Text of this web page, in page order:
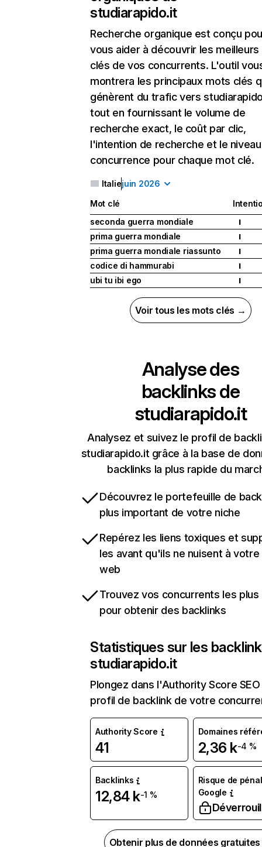
studiarapido.it
Recherche organique est conçu
vous aider à découvrir les
clés de vos concurrents. L'outil
montrera les principaux mots clés
génèrent du trafic vers
tout en fournissant le volume de
recherche exact, le coût par clic,
l'intention de recherche et le
concurrence pour chaque mot clé.
Italiejuin 2026
Mot clé
seconda guerra mondiale
I
prima guerra mondiale I
prima guerra mondiale riassunto I
codice di hammurabi I
ubi tu ibi ego I
Voir tous les mots clés →
Analyse des
backlinks de
studiarapido.it
Analysez et suivez le profil de
studiarapido.it grâce à la base de
backlinks la plus rapide du
Découvrez le portefeuille de
plus important de votre niche
Repérez les liens toxiques et
les avant qu'ils ne nuisent à
web
Trouvez vos concurrents les
pour obtenir des backlinks
Statistiques sur les
studiarapido.it
Plongez dans l'Authority Score
profil de backlink de votre
Authority Score
41
Domaines
2,36 k-4 %
Backlinks
12,84 k-1 %
Risque de
Google
Obtenir plus de données